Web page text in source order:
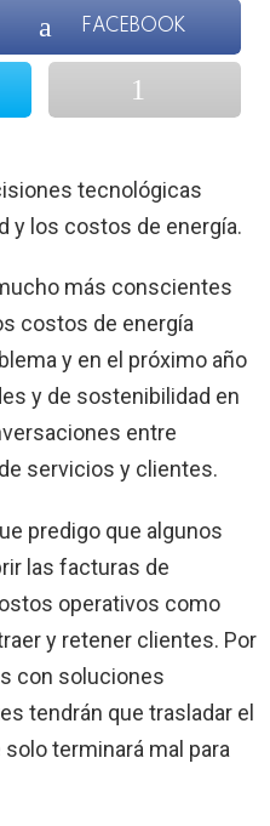
FACEBOOK
tecnológicas
y los costos de energía.
más conscientes
costos de energía
y en el próximo año
y de sostenibilidad en
entre
servicios y clientes.
predigo que algunos
las facturas de
operativos como
y retener clientes. Por
con soluciones
tendrán que trasladar el
terminará mal para